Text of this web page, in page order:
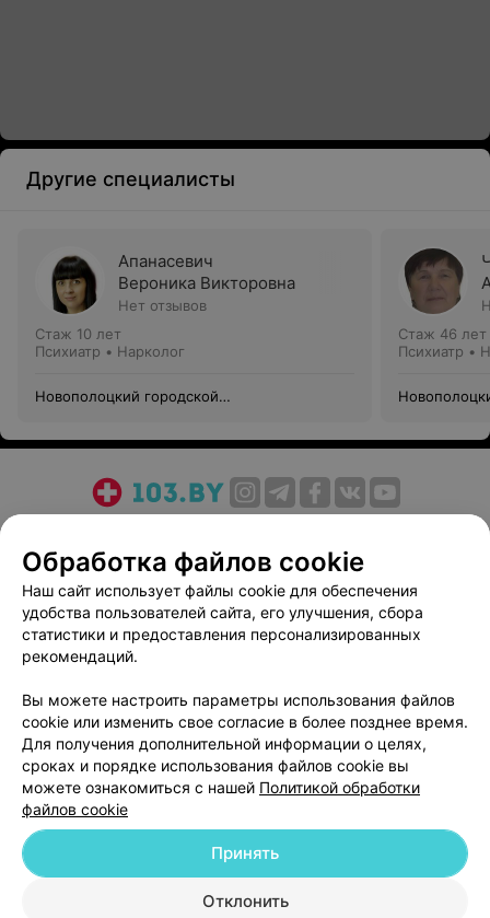
Другие специалисты
Апанасевич
Вероника Викторовна
Нет отзывов
Стаж 10 лет
Психиатр • Нарколог
Новополоцкий городской
Стаж 46 лет
Психиатр •
Медицинский маркетинг
Публичный договор
Пользовательское соглашение
Способы оплаты
Вакансии
Партнеры
Написать руководителю 103.by
Персональные настройки cookie
Обработка персональных данных
Обработка файлов cookie
Наш сайт использует файлы cookie для обеспечения
удобства пользователей сайта, его улучшения, сбора
статистики и предоставления персонализированных
рекомендаций.
Вы можете настроить параметры использования файлов
cookie или изменить свое согласие в более позднее время.
Для получения дополнительной информации о целях,
сроках и порядке использования файлов cookie вы
можете ознакомиться с нашей Политикой обработки
файлов cookie
Отклонить
Принять